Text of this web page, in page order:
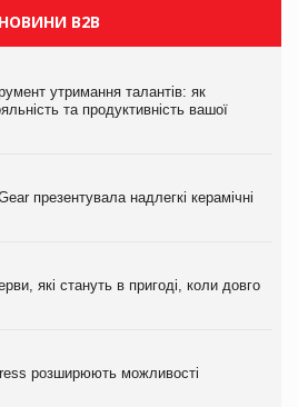
НОВИНИ B2B
утримання талантів: як
та продуктивність вашої
презентувала надлегкі керамічні
які стануть в пригоді, коли довго
розширюють можливості